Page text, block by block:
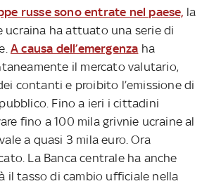
russe sono entrate nel paese, la
ucraina ha attuato una serie di
A causa dell’emergenza ha
il mercato valutario,
contanti e proibito l’emissione di
Fino a ieri i cittadini
fino a 100 mila grivnie ucraine al
a quasi 3 mila euro. Ora
La Banca centrale ha anche
il tasso di cambio ufficiale nella